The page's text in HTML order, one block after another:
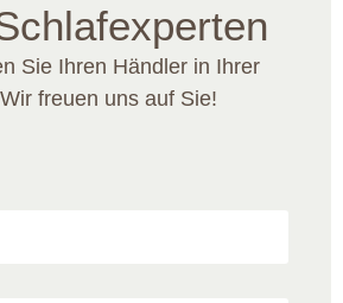
Sie Ihren Händler in Ihrer
freuen uns auf Sie!